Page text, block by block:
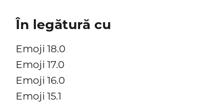
În legătură cu
Emoji 18.0
Emoji 17.0
Emoji 16.0
Emoji 15.1